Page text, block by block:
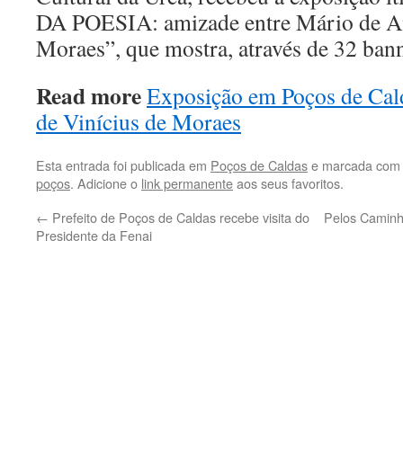
DA POESIA: amizade entre Mário de
Moraes”, que mostra, através de 32
Read moreExposição em Poços de
de Vinícius de Moraes
Esta entrada foi publicada em Poços de Caldase marcada
poços. Adicione o link permanenteaos seus favoritos.
← Prefeito de Poços de Caldas recebe visita do
Presidente da Fenai
Pelos